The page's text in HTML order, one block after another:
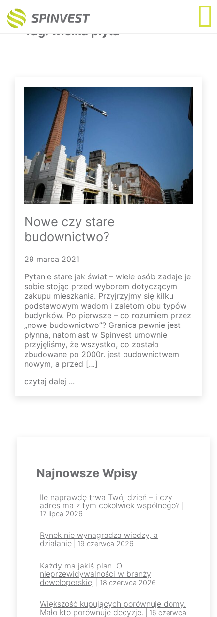
Tag: wielka płyta
Nowe czy stare
budownictwo?
29 marca 2021
Pytanie stare jak świat – wiele osób zadaje je
sobie stojąc przed wyborem dotyczącym
zakupu mieszkania. Przyjrzyjmy się kilku
podstawowym wadom i zaletom obu typów
budynków. Po pierwsze – co rozumiem przez
„nowe budownictwo”? Granica pewnie jest
płynna, natomiast w Spinvest umownie
przyjęliśmy, że wszystko, co zostało
zbudowane po 2000r. jest budownictwem
nowym, a przed […]
czytaj dalej ...
Najnowsze Wpisy
Ile naprawdę trwa Twój dzień – i czy
adres ma z tym cokolwiek wspólnego?
17 lipca 2026
Rynek nie wynagradza wiedzy, a
działanie | 19 czerwca 2026
Każdy ma jakiś plan. O
nieprzewidywalności w branży
deweloperskiej | 18 czerwca 2026
Większość kupujących porównuje domy.
Mało kto porównuje decyzje. | 16 czerwca